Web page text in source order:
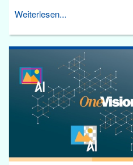
Weiterlesen...